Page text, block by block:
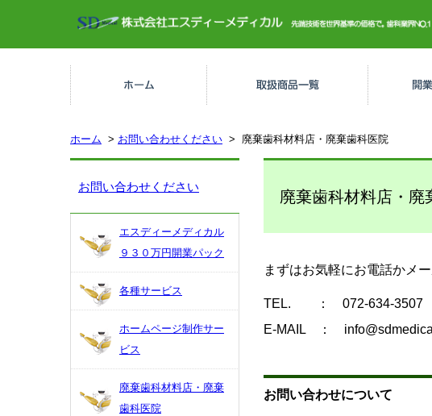
世界基準のデンタルユニット
3秒照射器
格安世界基準タービン
格安スケーラーチップ（薬事申請中） SDメディカ
ホーム > お問い合わせください > 廃棄歯科材料店・廃棄歯科医院
お問い合わせください
エスディーメディカル
９３０万円開業パック
各種サービス
ホームページ制作サー
ビス
廃棄歯科材料店・廃棄
歯科医院
廃棄歯科材料店・廃
まずはお気軽にお電話かメ
TEL. ： 072-634-3507
E-MAIL ：
お問い合わせについて